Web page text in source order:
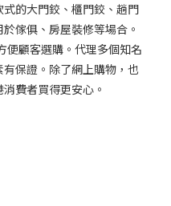
的大門鉸、櫃門鉸、趟門
傢俱、房屋裝修等場合。
便顧客選購。代理多個知名
保證。除了網上購物，也
費者買得更安心。